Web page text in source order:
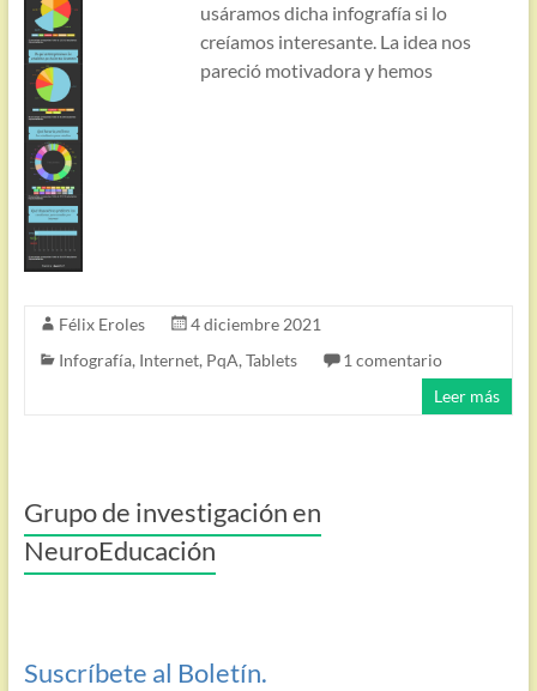
usáramos dicha infografía si lo
creíamos interesante. La idea nos
pareció motivadora y hemos
Félix Eroles
4 diciembre 2021
Infografía, Internet, PqA,Tablets
1 comentario
Leer más
Grupo de investigación en
NeuroEducación
Suscríbete al Boletín.